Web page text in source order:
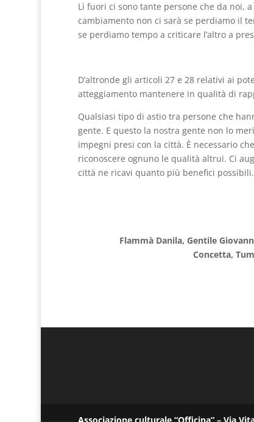
Lì fuori ci sono tante persone che da noi,
cambiamento non ci sarà se perdiamo il
se perdiamo tempo a criticare l’altro a
D’altronde gli articoli 27 e 28 relativi ai
atteggiamento mantenere in qualità di
Qualsiasi tipo di astio tra persone che
gente. E questo la nostra gente non lo
impegni presi con la città. È necessario
riconoscere ognuno le qualità altrui. Ci
città ne ricavi quanto più benefici possibili.
Flammà Danila, Gentile
Concetta,